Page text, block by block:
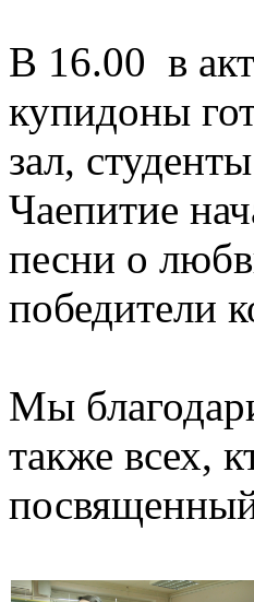
В 16.00 в
купидоны
зал,
Чаепитие
песни о
победители
Мы
также всех,